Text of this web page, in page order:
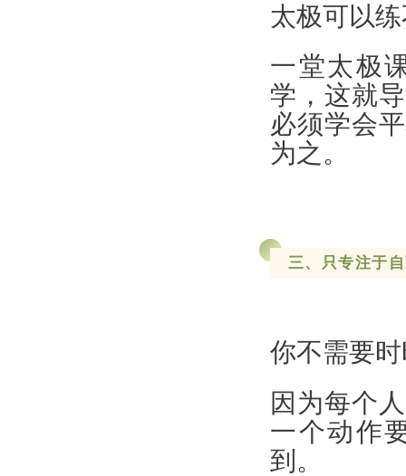
太极可以
一堂太极
学，这就
必须学会
为之。
三、只专注于
你不需要
因为每个
一个动作
到。